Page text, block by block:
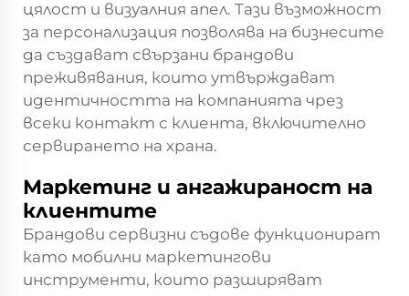
цялост и визуалния апел. Тази възможност
за персонализация позволява на бизнесите
да създават свързани брандови
преживявания, които утвърждават
идентичността на компанията чрез
всеки контакт с клиента, включително
сервирането на храна.
Маркетинг и ангажираност на
клиентите
Брандови сервизни съдове функционират
като мобилни маркетингови
инструменти, които разширяват